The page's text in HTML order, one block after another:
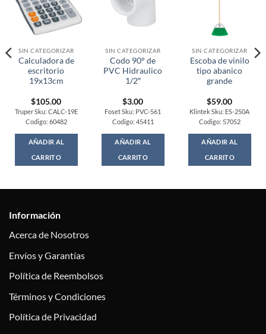
SIN CATEGORIZAR
Calculadora de
escritorio
19x13cm
$105.00
Truper Sku: CALC-19E
Codigo: 60482
AÑADIR AL
CARRITO
SIN CATEGORIZAR
Codo 90° de
PVC Hidraulico
1/2″
$3.00
Foset Sku: PVC-561
Codigo: 45411
AÑADIR AL
CARRITO
SIN CATEGORIZAR
Escoba de vinilo
tipo abanico
grande
$59.00
Klintek Sku: ES-250A
Codigo: 57052
AÑADIR AL
CARRITO
Información
Acerca de Nosotros
Envíos y Garantías
Política de Reembolsos
Términos y Condiciones
Política de Privacidad